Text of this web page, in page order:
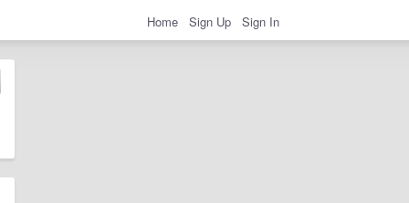
Home Sign Up Sign In